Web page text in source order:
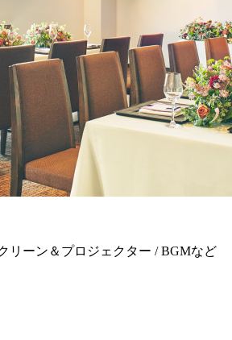
リーン＆プロジェクター / BGMなど